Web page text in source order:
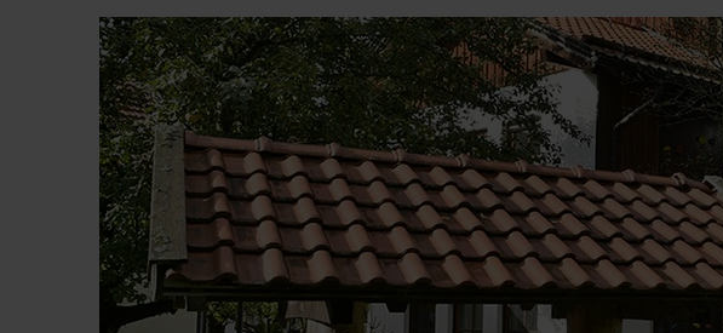
überspringen